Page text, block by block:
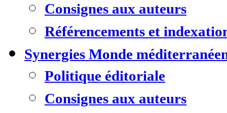
Consignes aux auteurs
Référencements et
Synergies Monde
Politique éditoriale
Consignes aux auteurs